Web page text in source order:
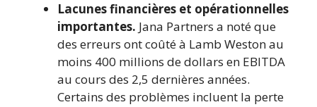
Lacunes financières et opérationnelles
importantes. Jana Partners a noté que
des erreurs ont coûté à Lamb Weston au
moins 400 millions de dollars en EBITDA
au cours des 2,5 dernières années.
Certains des problèmes incluent la perte